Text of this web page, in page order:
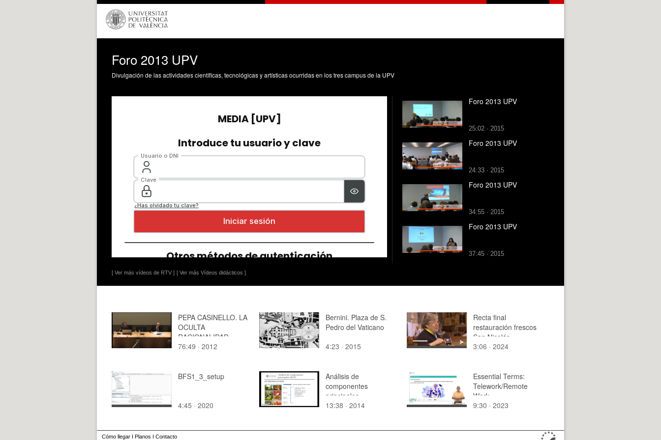
Foro 2013 UPV
Divulgación de las actividades científicas, tecnológicas y artísticas ocurridas en los tres campus de la UPV
[ Ver más vídeos de RTV ] [ Ver más Vídeos didácticos ]
Foro 2013 UPV
25:02 · 2015
Foro 2013 UPV
24:33 · 2015
Foro 2013 UPV
34:55 · 2015
Foro 2013 UPV
37:45 · 2015
PEPA CASINELLO. LA
OCULTA
RACIONALIDAD
ANTISISMO DE LAS
ESPAÑOLAS.
76:49 · 2012
Bernini. Plaza de S.
Pedro del Vaticano
4:23 · 2015
Recta final
restauración frescos
San Nicolás
3:06 · 2024
BFS1_3_setup
4:45 · 2020
Análisis de
componentes
principales
13:38 · 2014
Essential Terms:
Telework/Remote
Work
9:30 · 2023
Cómo llegar I Planos I Contacto